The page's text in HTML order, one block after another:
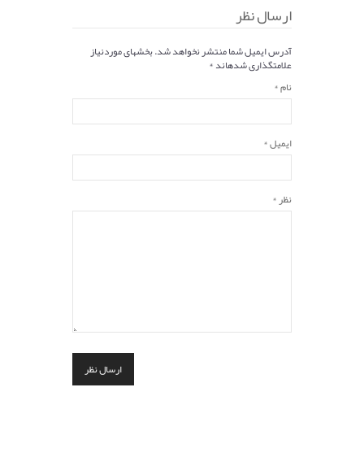
ارسال نظر
آدرس ایمیل شما منتشر نخواهد شد. بخشهای موردنیاز
علامتگذاری شدهاند *
نام *
ایمیل *
نظر *
ارسال نظر